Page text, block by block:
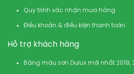
Quy trình xác nhận mua hàng
Điều khoản & điều kiện thanh toán
Hỗ trợ khách hàng
Bảng màu sơn Dulux mới nhất 2019,